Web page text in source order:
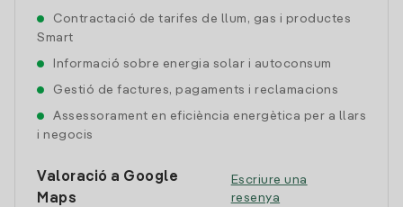
Contractació de tarifes de llum, gas i productes
Smart
Informació sobre energia solar i autoconsum
Gestió de factures, pagaments i reclamacions
Assessorament en eficiència energètica per a llars
i negocis
Valoració a Google
Maps
Escriure una
resenya